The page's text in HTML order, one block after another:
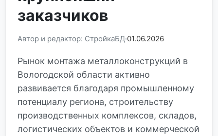
заказчиков
Автор и редактор: СтройкаБД 01.06.2026
Рынок монтажа металлоконструкций в
Вологодской области активно
развивается благодаря промышленному
потенциалу региона, строительству
производственных комплексов, складов,
логистических объектов и коммерческой